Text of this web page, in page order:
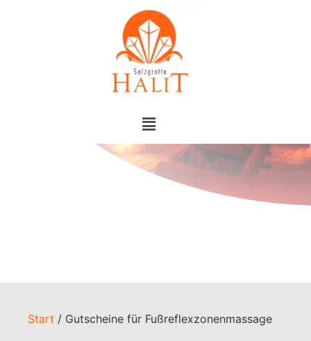
Start / Gutscheine für Fußreflexzonenmassage